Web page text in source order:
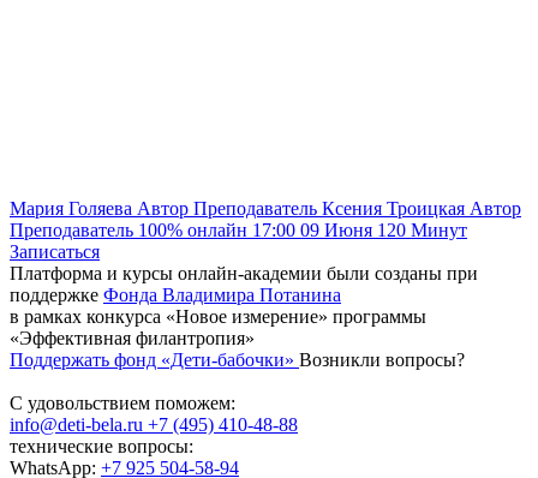
Мария Голяева Автор Преподаватель Ксения Троицкая Автор
Преподаватель 100% онлайн 17:00 09 Июня 120 Минут
Записаться
Платформа и курсы онлайн-академии были созданы при
поддержке Фонда Владимира Потанина
в рамках конкурса «Новое измерение» программы
«Эффективная филантропия»
Поддержать фонд «Дети-бабочки» Возникли вопросы?
С удовольствием поможем:
info@deti-bela.ru +7 (495) 410-48-88
технические вопросы:
WhatsApp: +7 925 504-58-94